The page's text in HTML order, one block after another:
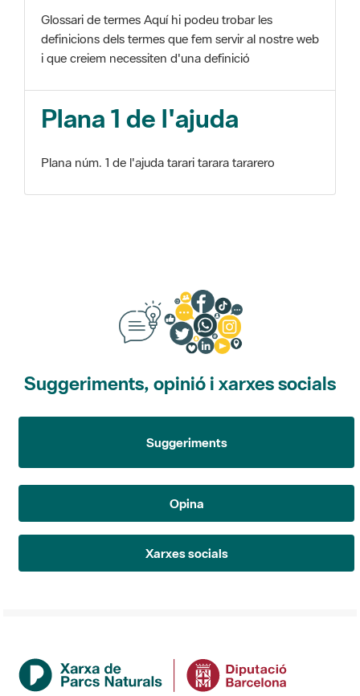
Glossari de termes Aquí hi podeu trobar les
definicions dels termes que fem servir al nostre web
i que creiem necessiten d'una definició
Plana 1 de l'ajuda
Plana núm. 1 de l'ajuda tarari tarara tararero
Suggeriments, opinió i xarxes socials
Suggeriments
Opina
Xarxes socials